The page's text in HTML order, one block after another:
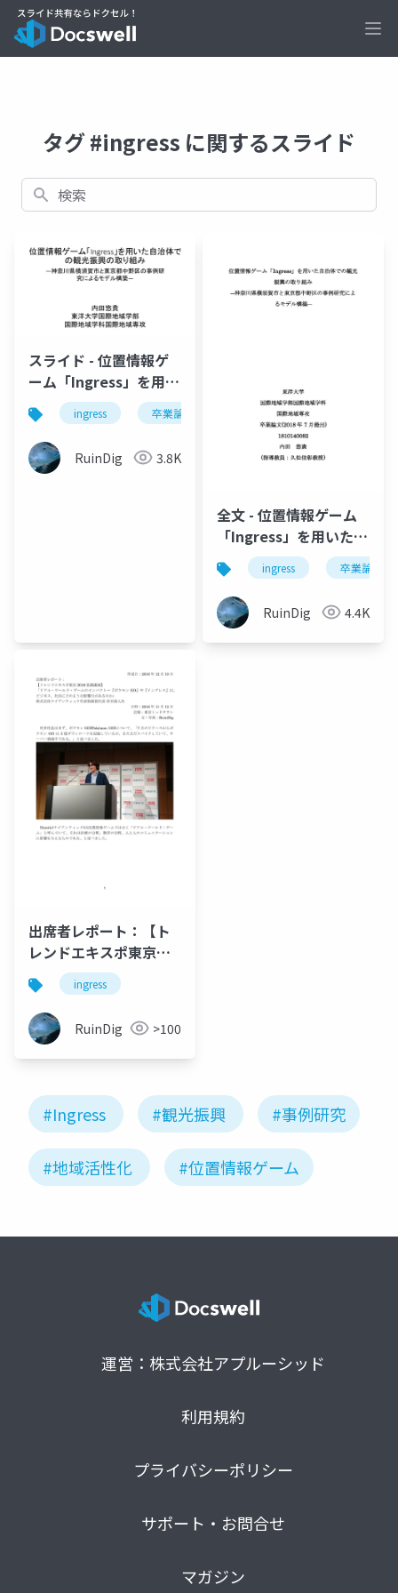
タグ #ingress に関するスライド
検索
スライド - 位置情報ゲ
ーム「Ingress」を用い
た自治体での観光振興
の取り組み―神奈川県
横須賀市と東京都中野
区の事例研究によるモ
ingress 卒業論文 学士論文
RuinDig 3.8K
全文 - 位置情報ゲーム
「Ingress」を用いた自
治体での観光振興の取
り組み―神奈川県横須
賀市と東京都中野区の
事例研究によるモデル
構築― 内田悠貴
ingress 卒業論文
RuinDig 4.4K
出席者レポート：【ト
レンドエキスポ東京
2016基調講演】「リア
ル・ワールド・ゲーム
のインパクト〜『ポケ
モンGO』や『イングレ
ス』は、ビジネス、社
があるのか」
ingress
RuinDig >100
#Ingress #観光振興 #事例研究
#地域活性化 #位置情報ゲーム
運営：株式会社アプルーシッド
利用規約
プライバシーポリシー
サポート・お問合せ
マガジン